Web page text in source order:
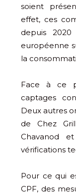
soient
effet, ces
depuis
européenne
la
Face à ce
captages
Deux autres
de Chez
Chavanod
vérifications
Pour ce qui
CPF, des